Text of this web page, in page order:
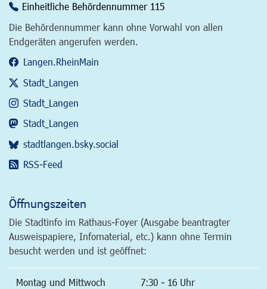
Einheitliche Behördennummer 115
Die Behördennummer kann ohne Vorwahl von allen
Endgeräten angerufen werden.
Langen.RheinMain
Stadt_Langen
Stadt_Langen
Stadt_Langen
stadtlangen.bsky.social
RSS-Feed
Öffnungszeiten
Die Stadtinfo im Rathaus-Foyer (Ausgabe beantragter
Ausweispapiere, Infomaterial, etc.) kann ohne Termin
besucht werden und ist geöffnet:
Montag und Mittwoch 7:30 - 16 Uhr